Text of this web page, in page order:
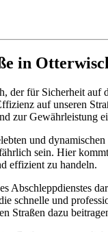
in
der für Sicherheit auf
auf unseren
zur Gewährleistung
und
sein. Hier
effizient zu handeln.
Abschleppdienstes
schnelle und
Straßen dazu